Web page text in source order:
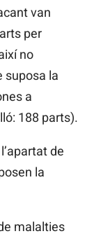
van
per
no
suposa la
a
188 parts).
de
la
malalties